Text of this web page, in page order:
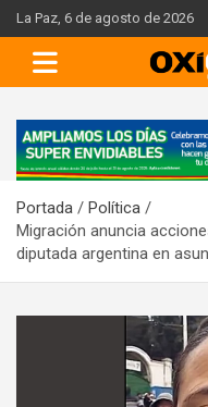
Skip
to
content
La Paz, 6 de agosto de 2026
A
d
e
r
t
Portada
Política
Migración anuncia
diputada argentina en